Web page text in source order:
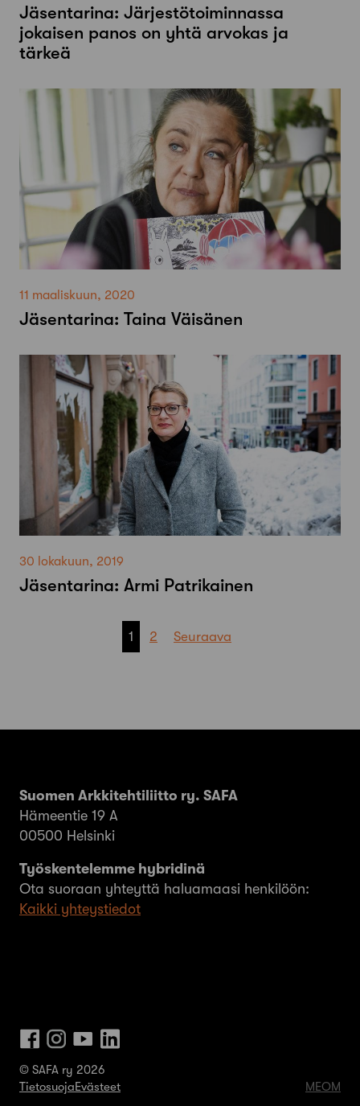
Jäsentarina: Järjestötoiminnassa
jokaisen panos on yhtä arvokas ja
tärkeä
11 maaliskuun, 2020
Jäsentarina: Taina Väisänen
30 lokakuun, 2019
Jäsentarina: Armi Patrikainen
1 2 Seuraava
Suomen Arkkitehtiliitto ry. SAFA
Hämeentie 19 A
00500 Helsinki
Työskentelemme hybridinä
Ota suoraan yhteyttä haluamaasi henkilöön:
Kaikki yhteystiedot
© SAFA ry 2026
TietosuojaEvästeet MEOM